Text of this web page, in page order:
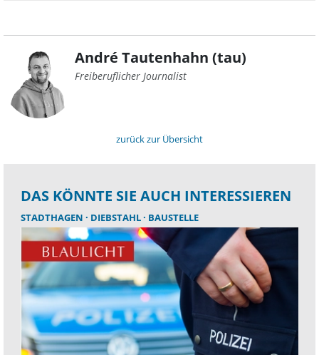
André Tautenhahn (tau)
Freiberuflicher Journalist
zurück zur Übersicht
DAS KÖNNTE SIE AUCH INTERESSIEREN
STADTHAGEN DIEBSTAHL BAUSTELLE